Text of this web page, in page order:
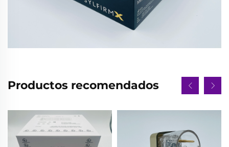
Productos recomendados